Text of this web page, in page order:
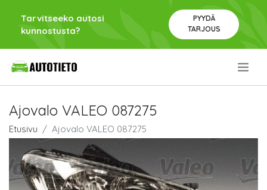
Tarvitseeko autosi
kunnostusta?
PYYDÄ
TARJOUS
Ajovalo VALEO 087275
Etusivu Ajovalo VALEO 087275